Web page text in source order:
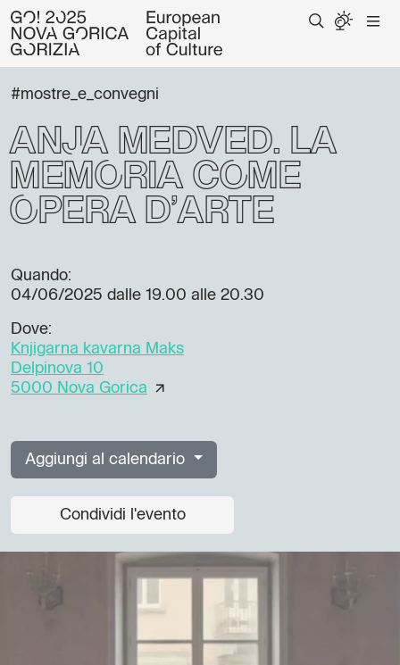
#mostre_e_convegni
Anja Medved: La
memoria come
opera d’arte
Quando:
04/06/2025 dalle 19.00 alle 20.30
Dove:
Knjigarna kavarna Maks
Delpinova 10
5000 Nova Gorica
Aggiungi al calendario
Condividi l'evento